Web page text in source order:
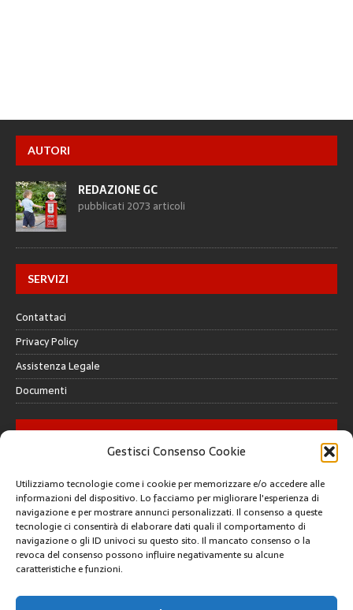
Gestisci Consenso Cookie
Utilizziamo tecnologie come i cookie per memorizzare e/o accedere alle
informazioni del dispositivo. Lo facciamo per migliorare l'esperienza di
navigazione e per mostrare annunci personalizzati. Il consenso a queste
tecnologie ci consentirà di elaborare dati quali il comportamento di
navigazione o gli ID univoci su questo sito. Il mancato consenso o la
revoca del consenso possono influire negativamente su alcune
caratteristiche e funzioni.
AUTORI
REDAZIONE GC
pubblicati 2073 articoli
SERVIZI
Contattaci
Privacy Policy
Assistenza Legale
Documenti
GALLERY
CREATIVE COMMONS
Questa opera è concessa in licenza con i termini